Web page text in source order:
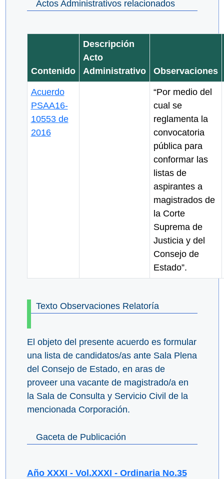
Actos Administrativos relacionados
Contenido
Descripción
Acto
Administrativo
Observaciones
Acuerdo
PSAA16-
10553 de
2016
“Por medio del
cual se
reglamenta la
convocatoria
pública para
conformar las
listas de
aspirantes a
magistrados de
la Corte
Suprema de
Justicia y del
Consejo de
Estado”.
Texto Observaciones Relatoría
El objeto del presente acuerdo es formular
una lista de candidatos/as ante Sala Plena
del Consejo de Estado, en aras de
proveer una vacante de magistrado/a en
la Sala de Consulta y Servicio Civil de la
mencionada Corporación.
Gaceta de Publicación
Año XXXI - Vol.XXXI - Ordinaria No.35